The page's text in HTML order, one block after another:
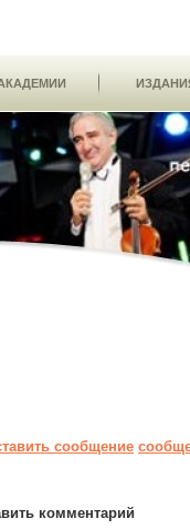
сообщение
комментарий